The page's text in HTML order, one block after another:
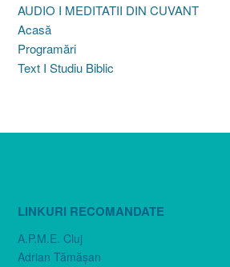
AUDIO I MEDITATII DIN CUVANT
Acasă
Programări
Text I Studiu Biblic
LINKURI RECOMANDATE
A.P.M.E. Cluj
Adrian Tămăşan